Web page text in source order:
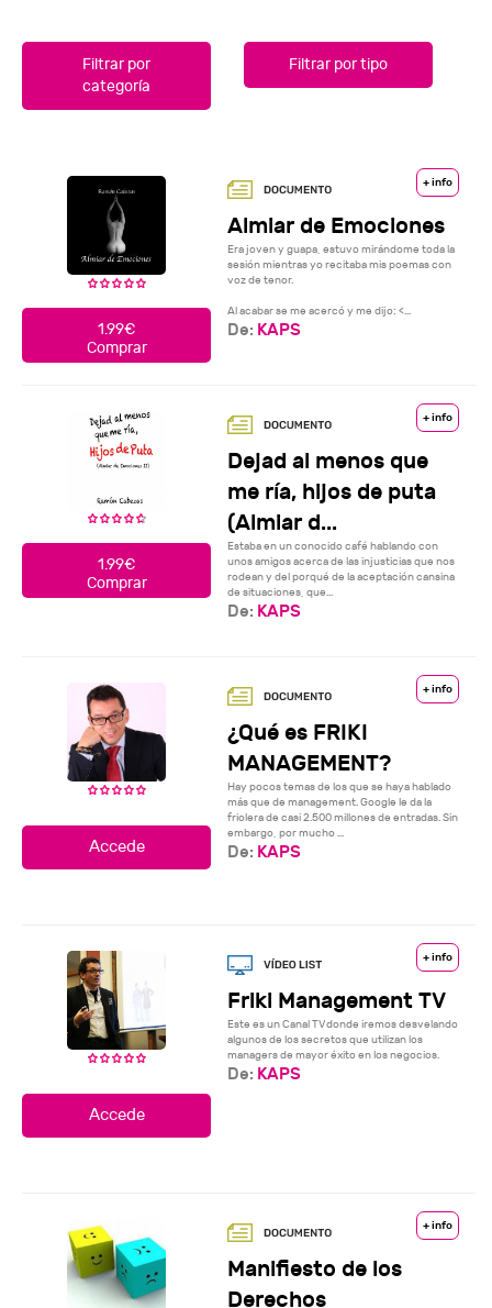
Filtrar por
categoría
Filtrar por tipo
1.99€
Comprar
+ info
Almiar de Emociones
Era joven y guapa, estuvo mirándome toda la
sesión mientras yo recitaba mis poemas con
voz de tenor.
Al acabar se me acercó y me dijo: <...
De: KAPS
1.99€
Comprar
+ info
Dejad al menos que
me ría, hijos de puta
(Almiar d...
Estaba en un conocido café hablando con
unos amigos acerca de las injusticias que nos
rodean y del porqué de la aceptación cansina
de situaciones, que...
De: KAPS
+ info
¿Qué es FRIKI
MANAGEMENT?
Hay pocos temas de los que se haya hablado
más que de management. Google le da la
friolera de casi 2.500 millones de entradas. Sin
embargo, por mucho ...
De: KAPS
+ info
Friki Management TV
Este es un Canal TV donde iremos desvelando
algunos de los secretos que utilizan los
managers de mayor éxito en los negocios.
De: KAPS
+ info
Manifiesto de los
Derechos